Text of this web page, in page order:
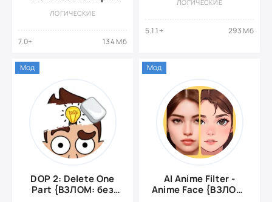
Денег/Без
ЛОГИЧЕСКИЕ
7.0+ 134 Мб
ЛОГИЧЕСКИЕ
5.1.1+ 293 Мб
DOP 2: Delete One
Part {ВЗЛОМ: без
Мод
AI Anime Filter -
Anime Face {ВЗЛОМ:
Мод